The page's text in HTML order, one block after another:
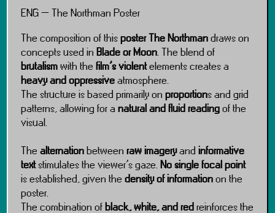
ENG – The Northman Poster
The composition of thisposter The Northmandraws on
concepts used inBlade or Moon. The blend of
brutalismwith the film’s violentelements creates a
heavy and oppressiveatmosphere.
The structure is based primarily onproportions and grid
patterns, allowing for a natural and fluid readingof the
visual.
The alternationbetweenraw imageryand informative
textstimulates the viewer’s gaze.No single focal point
is established, given thedensity of informationon the
poster.
The combination ofblack, white, and redreinforces the